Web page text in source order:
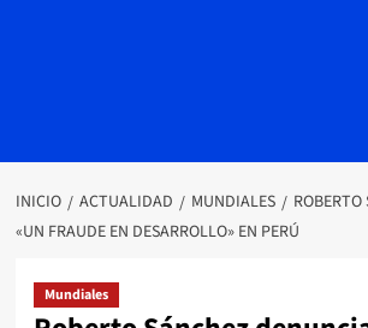
INICIO ACTUALIDAD MUNDIALES
«UN FRAUDE EN DESARROLLO» EN PERÚ
Mundiales